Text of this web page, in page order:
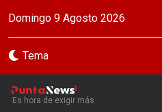
Domingo 9 Agosto 2026
Tema
Es hora de exigir más